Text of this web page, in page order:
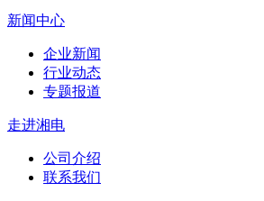
新闻中心
企业新闻
行业动态
专题报道
走进湘电
公司介绍
联系我们